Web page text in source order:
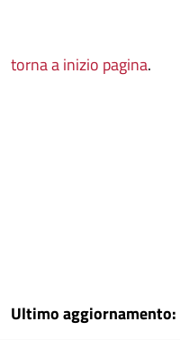
torna a inizio pagina.
Ultimo aggiornamento: